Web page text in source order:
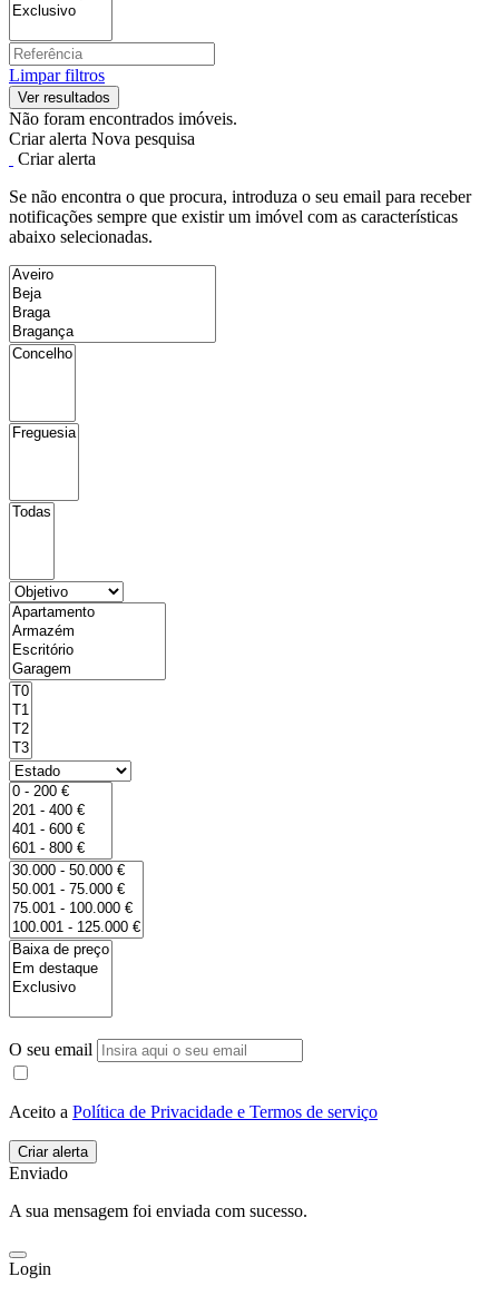
Limpar filtros
Não foram encontrados imóveis.
Criar alerta Nova pesquisa
Criar alerta
Se não encontra o que procura, introduza o seu email para receber
notificações sempre que existir um imóvel com as características
abaixo selecionadas.
O seu email
Aceito a Política de Privacidade e Termos de serviço
Enviado
A sua mensagem foi enviada com sucesso.
Login